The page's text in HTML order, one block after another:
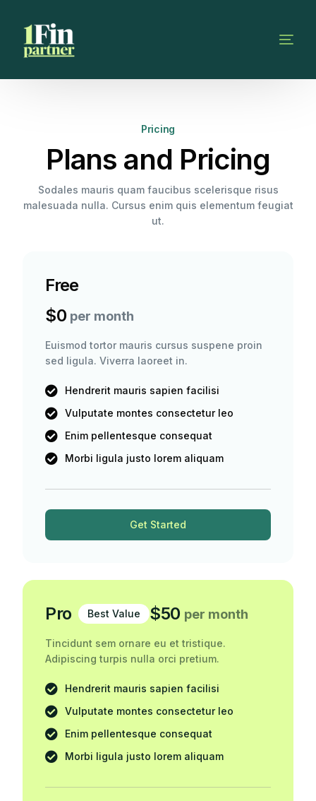
Pricing
Plans and Pricing
Sodales mauris quam faucibus scelerisque risus
malesuada nulla. Cursus enim quis elementum feugiat
ut.
Free
$0 per month
Euismod tortor mauris cursus suspene proin
sed ligula. Viverra laoreet in.
Hendrerit mauris sapien facilisi
Vulputate montes consectetur leo
Enim pellentesque consequat
Morbi ligula justo lorem aliquam
Get Started
Pro Best Value $50 per month
Tincidunt sem ornare eu et tristique.
Adipiscing turpis nulla orci pretium.
Hendrerit mauris sapien facilisi
Vulputate montes consectetur leo
Enim pellentesque consequat
Morbi ligula justo lorem aliquam